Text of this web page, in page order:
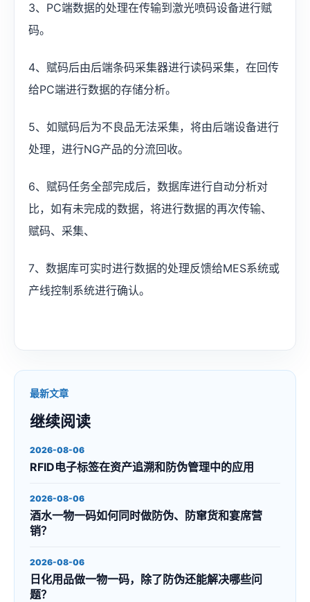
3、PC端数据的处理在传输到激光喷码设备进行赋
码。
4、赋码后由后端条码采集器进行读码采集，在回传
给PC端进行数据的存储分析。
5、如赋码后为不良品无法采集，将由后端设备进行
处理，进行NG产品的分流回收。
6、赋码任务全部完成后，数据库进行自动分析对
比，如有未完成的数据，将进行数据的再次传输、
赋码、采集、
7、数据库可实时进行数据的处理反馈给MES系统或
产线控制系统进行确认。
最新文章
继续阅读
2026-08-06
RFID电子标签在资产追溯和防伪管理中的应用
2026-08-06
酒水一物一码如何同时做防伪、防窜货和宴席营
销？
2026-08-06
日化用品做一物一码，除了防伪还能解决哪些问
题？